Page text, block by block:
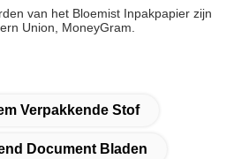
van het Bloemist Inpakpapier zijn
Union, MoneyGram.
Verpakkende Stof
Document Bladen